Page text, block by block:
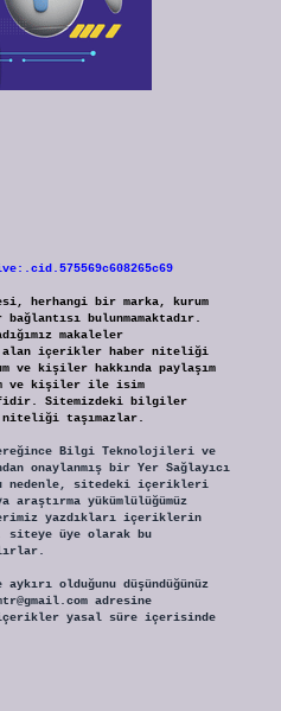
herhangi bir marka, kurum
bulunmamaktadır.
makaleler
alan içerikler haber niteliği
ve kişiler hakkında paylaşım
ve kişiler ile isim
Sitemizdeki bilgiler
taşımazlar.
Bilgi Teknolojileri ve
onaylanmış bir Yer Sağlayıcı
nedenle, sitedeki içerikleri
yükümlülüğümüz
yazdıkları içeriklerin
siteye üye olarak bu
olduğunu düşündüğünüz
adresine
yasal süre içerisinde